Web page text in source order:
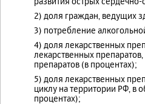
2) доля граждан, ведущих
3) потребление
4) доля лекарственных
лекарственных
препаратов (в процентах);
5) доля лекарственных
циклу на территории РФ, в
процентах);